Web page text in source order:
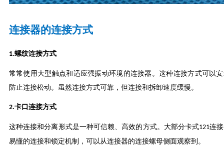
连接器的连接方式
1.螺纹连接方式
常常使用大型触点和适应强振动环境的连接器。这种连接方式可以
防止连接松动。虽然连接方式可靠，但连接和拆卸速度缓慢。
2.卡口连接方式
这种连接和分离形式是一种可信赖、高效的方式。大部分卡式121连
易懂的连接和锁定机制，可以从连接器的连接螺母侧面观察到。